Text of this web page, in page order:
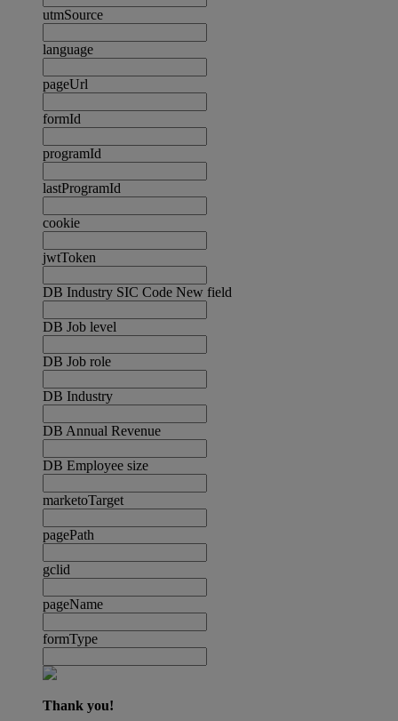
utmSource
language
pageUrl
formId
programId
lastProgramId
cookie
jwtToken
DB Industry SIC Code New field
DB Job level
DB Job role
DB Industry
DB Annual Revenue
DB Employee size
marketoTarget
pagePath
gclid
pageName
formType
Thank you!